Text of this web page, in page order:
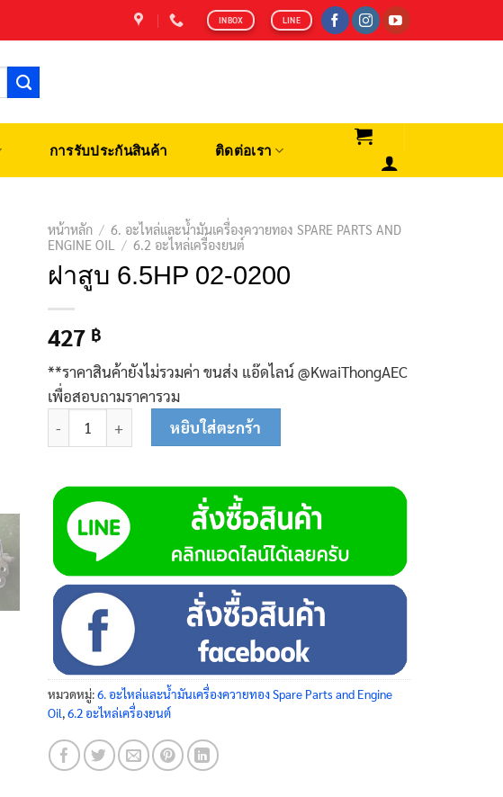
INBOX LINE
การรับประกันสินค้า ติดต่อเรา
หน้าหลัก / 6. อะไหล่และน้ำมันเครื่องควายทอง SPARE PARTS AND
ENGINE OIL
/ 6.2 อะไหล่เครื่องยนต์
ฝาสูบ 6.5HP 02-0200
427 ฿
**ราคาสินค้ายังไม่รวมค่า ขนส่ง แอ๊ดไลน์ @KwaiThongAEC
เพื่อสอบถามราคารวม
จำนวน ฝาสูบ 6.5HP 02-0200 ชิ้น
หยิบใส่ตะกร้า
หมวดหมู่:6. อะไหล่และน้ำมันเครื่องควายทอง Spare Parts and Engine
Oil,6.2 อะไหล่เครื่องยนต์